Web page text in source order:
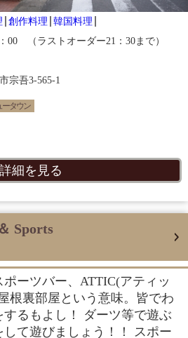
創作料理 韓国料理
00 （ラストオーダー21：30まで）
宗吾3-565-1
ータウン
詳細を見る
Sports
ーツバー、ATTIC(アティッ
根裏部屋という意味。皆でわ
るもよし！ ダーツ等で遊ぶ
て遊びましょう！！ スポー